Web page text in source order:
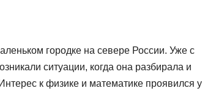
городке на севере России. Уже с
ситуации, когда она разбирала и
к физике и математике проявился у